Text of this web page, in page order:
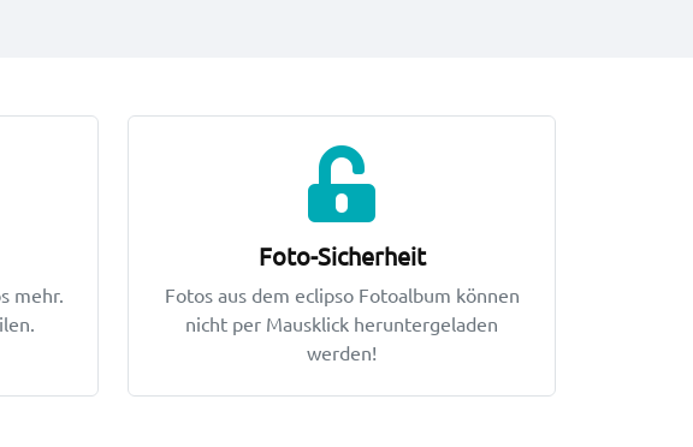
mehr.
Foto-Sicherheit
Fotos aus dem eclipso Fotoalbum können
nicht per Mausklick heruntergeladen
werden!